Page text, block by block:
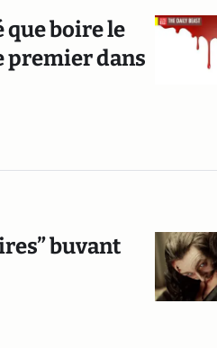
que boire le
premier dans
buvant